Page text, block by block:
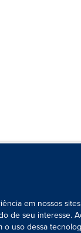
em nossos
de seu interesse.
uso dessa